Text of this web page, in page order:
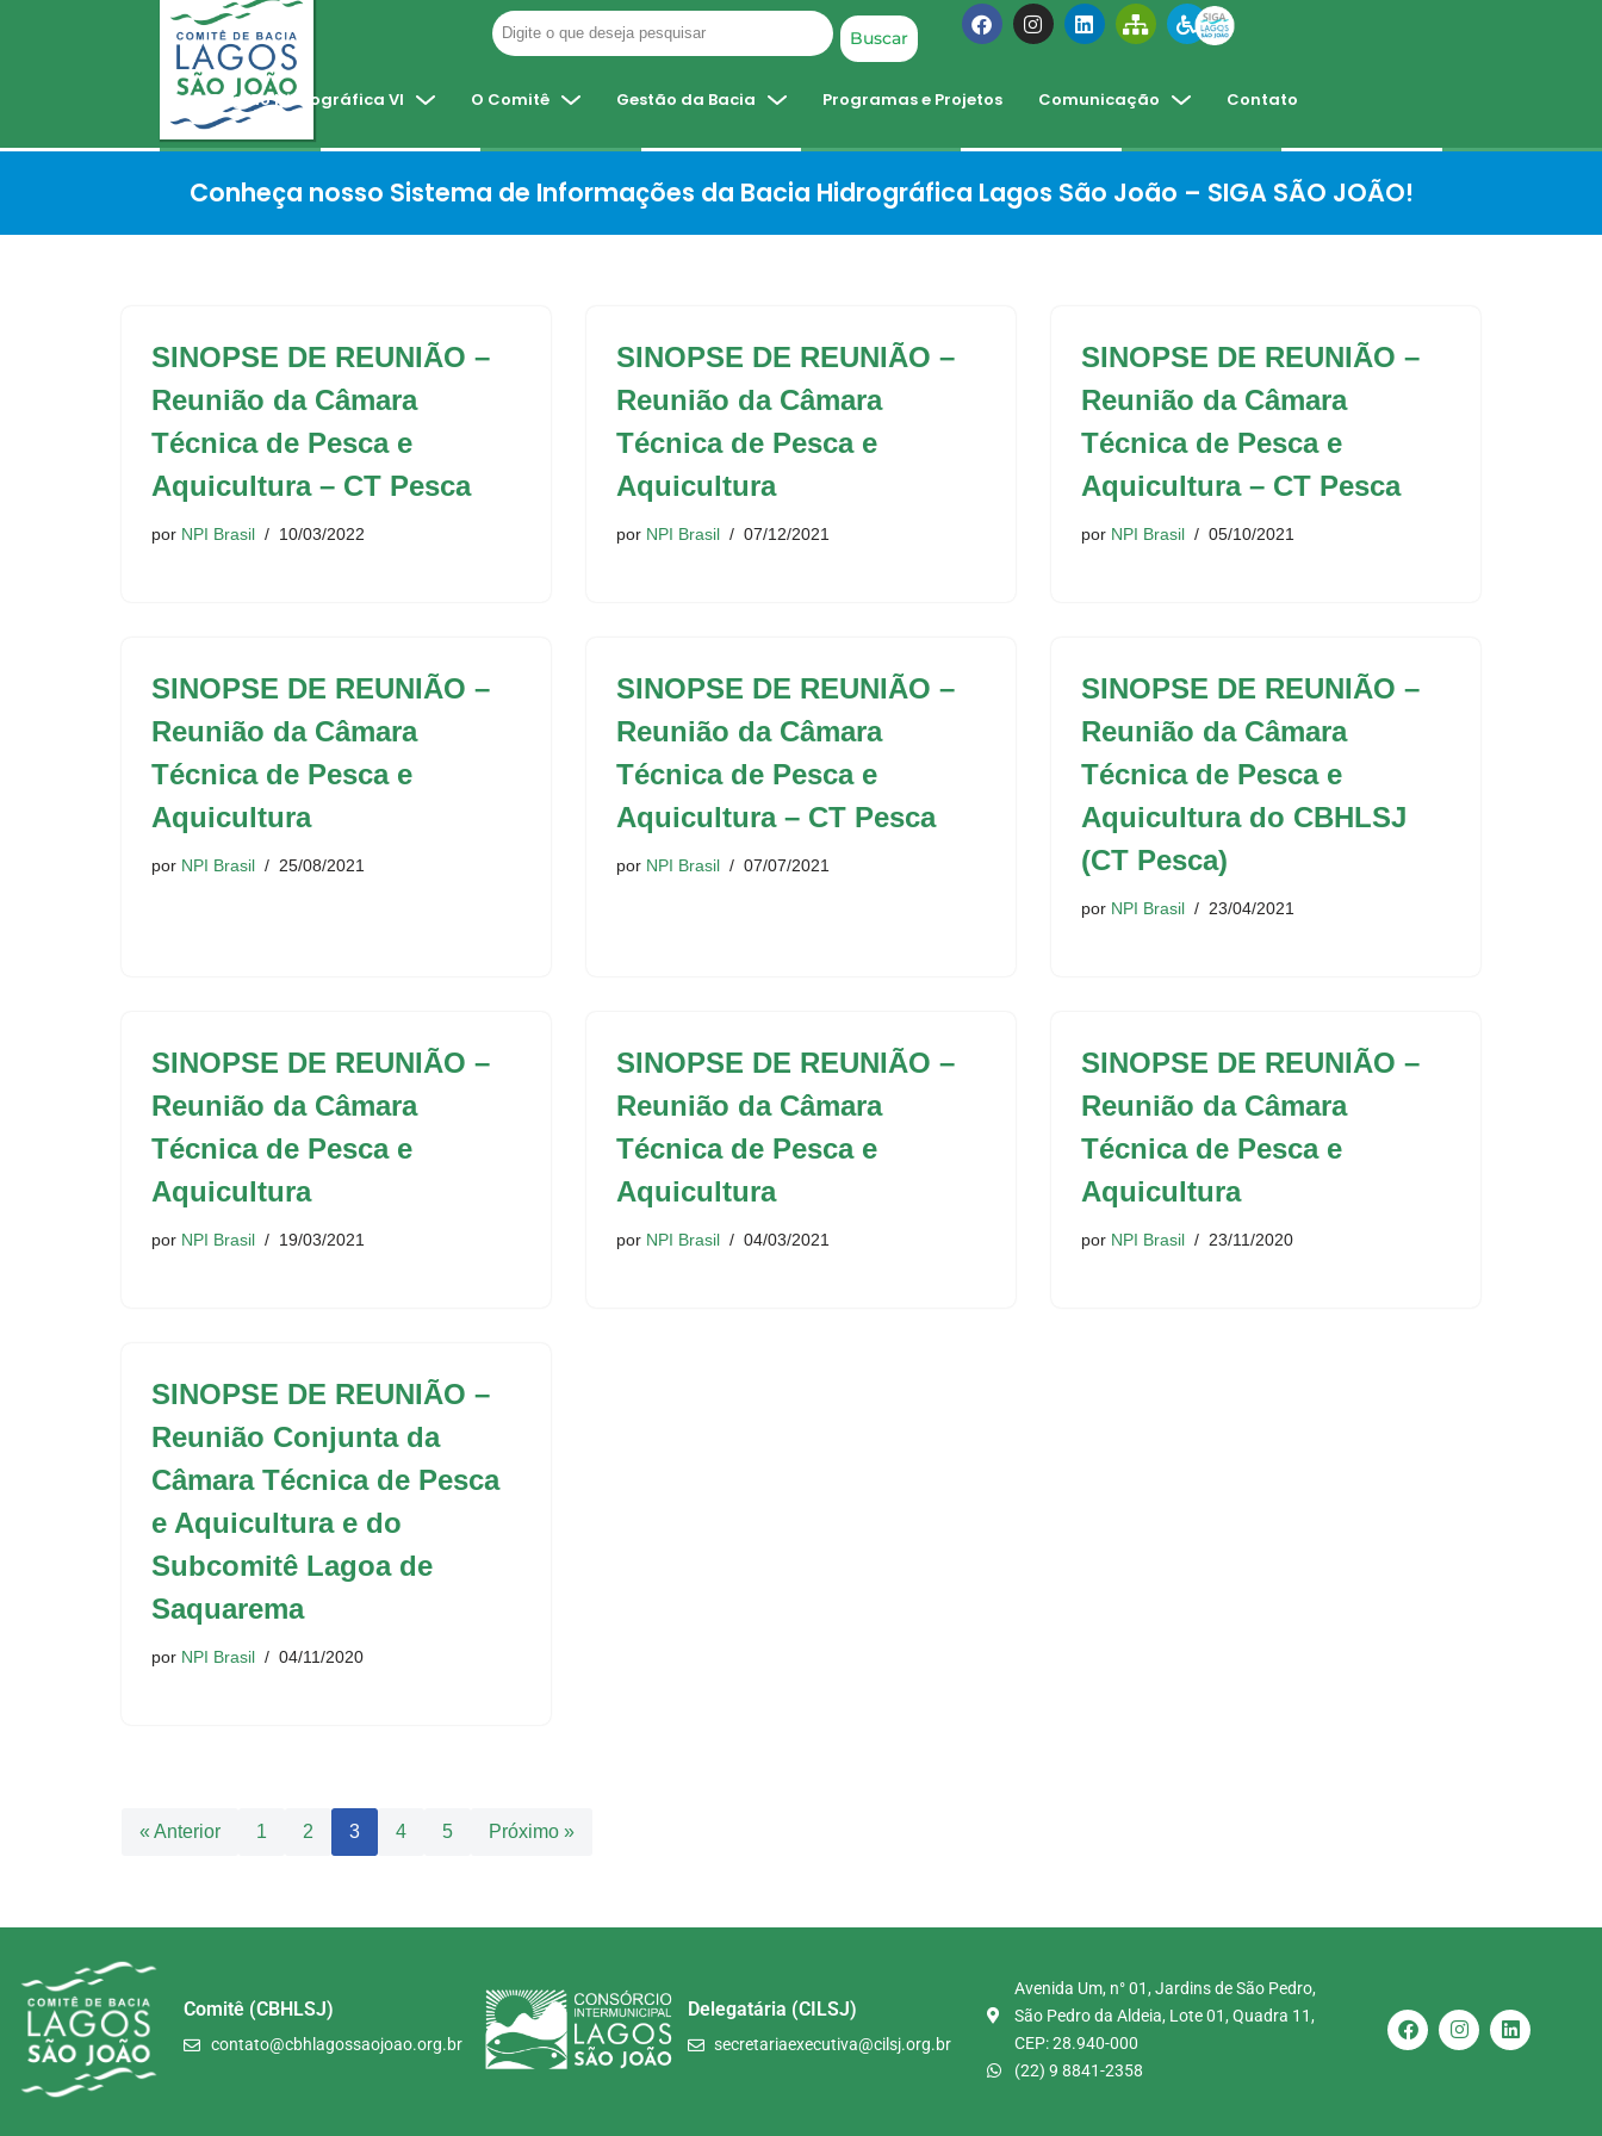
Buscar
Região Hidrográfica VI O Comitê Gestão da Bacia Programas e Projetos Comunicação Contato
Conheça nosso Sistema de Informações da Bacia Hidrográfica Lagos São João – SIGA SÃO JOÃO!
SINOPSE DE REUNIÃO –
Reunião da Câmara
Técnica de Pesca e
Aquicultura – CT Pesca
por NPI Brasil 10/03/2022
SINOPSE DE REUNIÃO –
Reunião da Câmara
Técnica de Pesca e
Aquicultura
por NPI Brasil 07/12/2021
SINOPSE DE REUNIÃO –
Reunião da Câmara
Técnica de Pesca e
Aquicultura – CT Pesca
por NPI Brasil 05/10/2021
SINOPSE DE REUNIÃO –
Reunião da Câmara
Técnica de Pesca e
Aquicultura
por NPI Brasil 25/08/2021
SINOPSE DE REUNIÃO –
Reunião da Câmara
Técnica de Pesca e
Aquicultura – CT Pesca
por NPI Brasil 07/07/2021
SINOPSE DE REUNIÃO –
Reunião da Câmara
Técnica de Pesca e
Aquicultura do CBHLSJ
(CT Pesca)
por NPI Brasil 23/04/2021
SINOPSE DE REUNIÃO –
Reunião da Câmara
Técnica de Pesca e
Aquicultura
por NPI Brasil 19/03/2021
SINOPSE DE REUNIÃO –
Reunião da Câmara
Técnica de Pesca e
Aquicultura
por NPI Brasil 04/03/2021
SINOPSE DE REUNIÃO –
Reunião da Câmara
Técnica de Pesca e
Aquicultura
por NPI Brasil 23/11/2020
SINOPSE DE REUNIÃO –
Reunião Conjunta da
Câmara Técnica de Pesca
e Aquicultura e do
Subcomitê Lagoa de
Saquarema
por NPI Brasil 04/11/2020
« Anterior 1 2 3 4 5 Próximo »
Comitê (CBHLSJ)
contato@cbhlagossaojoao.org.br
Delegatária (CILSJ)
secretariaexecutiva@cilsj.org.br
Avenida Um, n° 01, Jardins de São Pedro,
São Pedro da Aldeia, Lote 01, Quadra 11,
CEP: 28.940-000
(22) 9 8841-2358